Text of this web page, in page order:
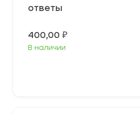
ответы
400,00 ₽
В наличии